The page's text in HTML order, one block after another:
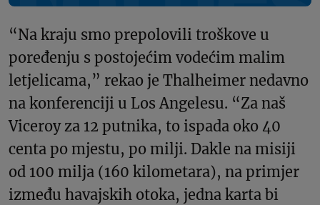
“Na kraju smo prepolovili troškove u
poređenju s postojećim vodećim malim
letjelicama,” rekao je Thalheimer nedavno
na konferenciji u Los Angelesu. “Za naš
Viceroy za 12 putnika, to ispada oko 40
centa po mjestu, po milji. Dakle na misiji
od 100 milja (160 kilometara), na primjer
između havajskih otoka, jedna karta bi